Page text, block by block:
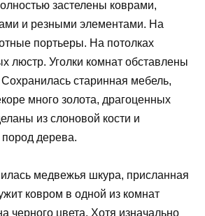
застелены коврами,
и резными элементами. На
портьеры. На потолках
люстр. Уголки комнат обставлены
старинная мебель,
много золота, драгоценных
из слоновой кости и
дерева.
медвежья шкура, присланная
ковром в одной из комнат
черного цвета. Хотя изначально